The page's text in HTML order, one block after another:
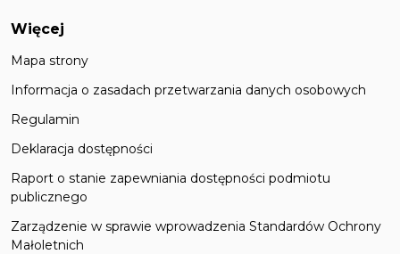
Więcej
Mapa strony
Informacja o zasadach przetwarzania danych osobowych
Regulamin
Deklaracja dostępności
Raport o stanie zapewniania dostępności podmiotu
publicznego
Zarządzenie w sprawie wprowadzenia Standardów Ochrony
Małoletnich